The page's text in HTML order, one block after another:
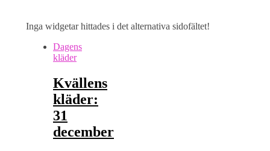
Inga widgetar hittades i det alternativa sidofältet!
Dagens
kläder
Kvällens
kläder:
31
december